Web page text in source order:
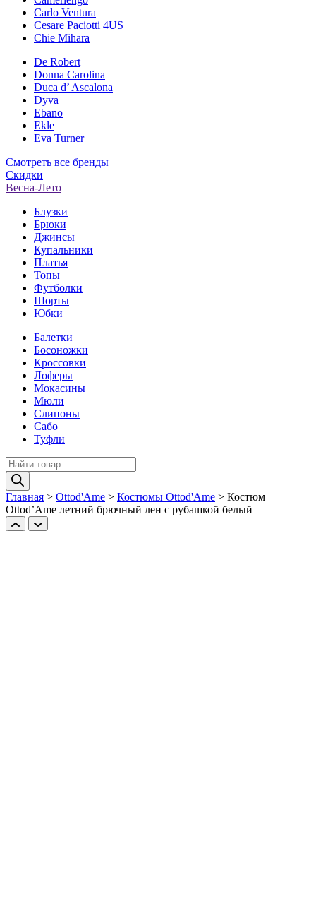
Carlo Ventura
Cesare Paciotti 4US
Chie Mihara
De Robert
Donna Carolina
Duca d’ Ascalona
Dyva
Ebano
Ekle
Eva Turner
Смотреть все бренды
Скидки
Весна-Лето
Блузки
Брюки
Джинсы
Купальники
Платья
Топы
Футболки
Шорты
Юбки
Балетки
Босоножки
Кроссовки
Лоферы
Мокасины
Мюли
Слипоны
Сабо
Туфли
Поиск
товаров
Главная > Ottod'Ame > Костюмы Ottod'Ame > Костюм
Ottod’Ame летний брючный лен с рубашкой белый